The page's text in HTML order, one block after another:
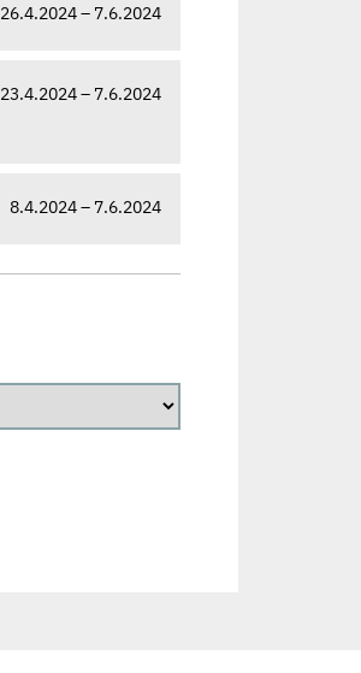
26.4.2024 – 7.6.2024
23.4.2024 – 7.6.2024
8.4.2024 – 7.6.2024